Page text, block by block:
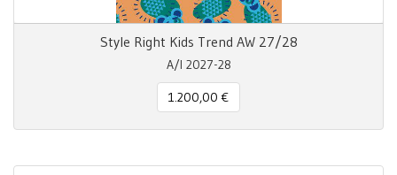
Style Right Kids Trend AW 27/28
A/I 2027-28
1.200,00 €